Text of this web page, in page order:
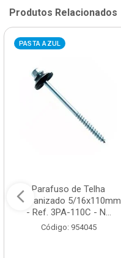
Produtos Relacionados
PASTA AZUL
Parafuso de Telha
Galvanizado 5/16x110mm
- Ref. 3PA-110C - N...
Código: 954045